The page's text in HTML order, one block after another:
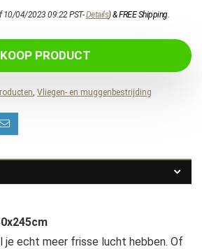
10/04/2023 09:22 PST-Details)&FREE Shipping.
KOOP PRODUCT
Vliegen- en muggenbestrijding
je echt meer frisse lucht hebben. Of